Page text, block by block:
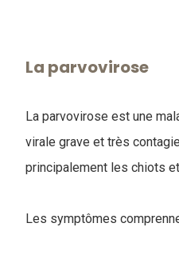
La parvovirose
La parvovirose est une
virale grave et très
principalement les chiots
Les symptômes